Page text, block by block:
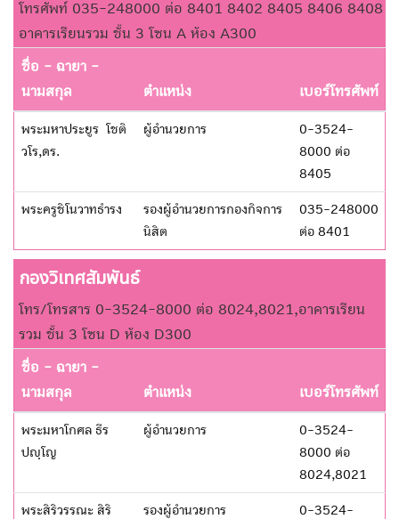
โทรศัพท์ 035-248000 ต่อ 8401 8402 8405 8406 8408
อาคารเรียนรวม ชั้น 3 โซน A ห้อง A300
ชื่อ - ฉายา -
นามสกุล
ตำแหน่ง เบอร์โทรศัพท์
พระมหาประยูร โชติ
วโร,ดร.
ผู้อำนวยการ
0-3524-
8000 ต่อ
8405
พระครูชิโนวาทธำรง
รองผู้อำนวยการกองกิจการ
นิสิต
035-248000
ต่อ 8401
กองวิเทศสัมพันธ์
โทร/โทรสาร 0-3524-8000 ต่อ 8024,8021,อาคารเรียน
รวม ชั้น 3 โซน D ห้อง D300
ชื่อ - ฉายา -
นามสกุล
ตำแหน่ง เบอร์โทรศัพท์
พระมหาโกศล ธีร
ปญฺโญ
ผู้อำนวยการ
0-3524-
8000 ต่อ
8024,8021
พระสิริวรรณะ สิริ
รองผู้อำนวยการ
0-3524-